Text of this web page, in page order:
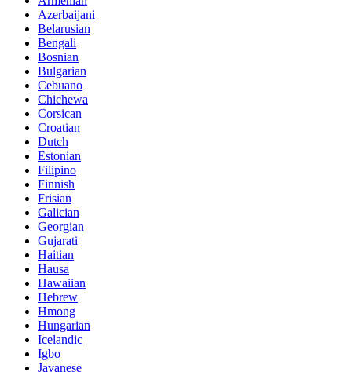
Azerbaijani
Belarusian
Bengali
Bosnian
Bulgarian
Cebuano
Chichewa
Corsican
Croatian
Dutch
Estonian
Filipino
Finnish
Frisian
Galician
Georgian
Gujarati
Haitian
Hausa
Hawaiian
Hebrew
Hmong
Hungarian
Icelandic
Igbo
Javanese